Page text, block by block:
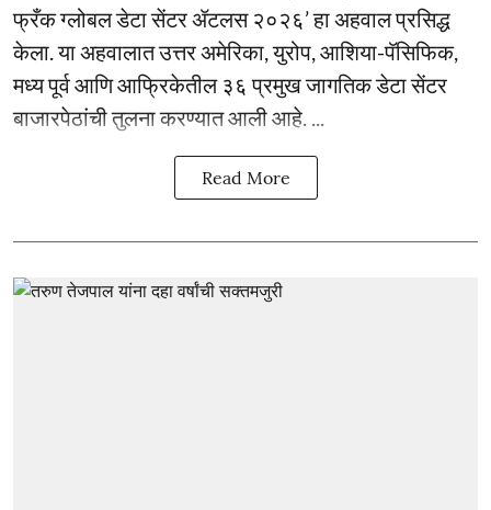
फ्रँक ग्लोबल डेटा सेंटर ॲटलस २०२६’ हा अहवाल प्रसिद्ध
केला. या अहवालात उत्तर अमेरिका, युरोप, आशिया-पॅसिफिक,
मध्य पूर्व आणि आफ्रिकेतील ३६ प्रमुख जागतिक डेटा सेंटर
बाजारपेठांची तुलना करण्यात आली आहे. ...
Read More